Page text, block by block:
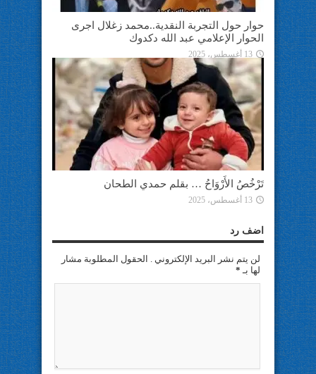
حوار حول التجربة النقدية..محمد زغلال اجرى
الحوار الإعلامي عبد الله دكدوك
13 أغسطس، 2025
تَرْخُصُ الأَرْوَاحُ … بقلم حمدي الطحان
13 أغسطس، 2025
اضف رد
لن يتم نشر البريد الإلكتروني . الحقول المطلوبة مشار
لها بـ *